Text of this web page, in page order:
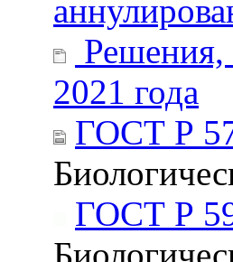
Решения,
2021 года
ГОСТ Р
ГОСТ Р